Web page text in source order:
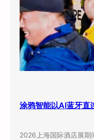
2026上海国际酒店展期